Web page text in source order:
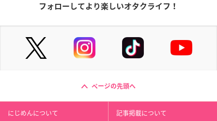
フォローしてより楽しいオタクライフ！
ページの先頭へ
にじめんについて 記事掲載について